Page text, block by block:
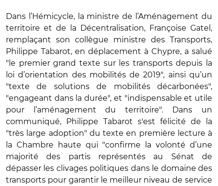
Dans l’Hémicycle, la ministre de l’Aménagement du
territoire et de la Décentralisation, Françoise Gatel,
remplaçant son collègue ministre des Transports,
Philippe Tabarot, en déplacement à Chypre, a salué
"le premier grand texte sur les transports depuis la
loi d’orientation des mobilités de 2019", ainsi qu’un
"texte de solutions de mobilités décarbonées",
"engageant dans la durée", et "indispensable et utile
pour l’aménagement du territoire".
Dans un
communiqué, Philippe Tabarot s'est félicité de la
"très large adoption" du texte en première lecture à
la Chambre haute qui "confirme la volonté d’une
majorité des partis représentés au Sénat de
dépasser les clivages politiques dans le domaine des
transports pour garantir le meilleur niveau de service